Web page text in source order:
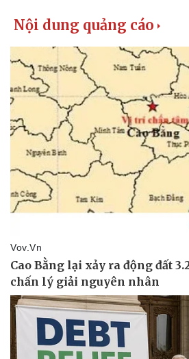
Lịch thi đấu bóng đá
Thế giới thể thao
eSports
Hậu trường